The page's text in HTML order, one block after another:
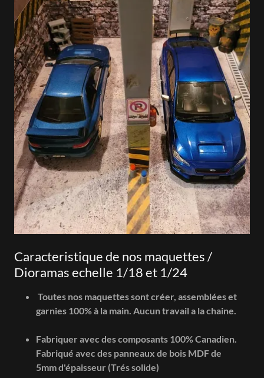
Caracteristique de nos maquettes /
Dioramas echelle 1/18 et 1/24
Toutes nos maquettes sont créer, assemblées et
garnies 100% à la main. Aucun travail a la chaine.
Fabriquer avec des composants 100% Canadien.
Fabriqué avec des panneaux de bois MDF de
5mm d'épaisseur (Trés solide)